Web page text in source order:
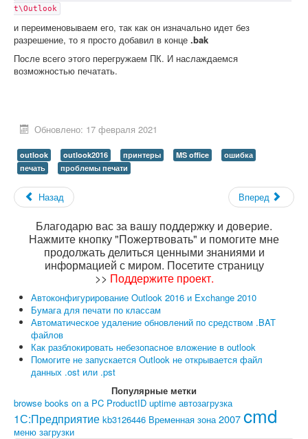
t\Outlook
и переименовываем его, так как он изначально идет без
разрешение, то я просто добавил в конце .bak
После всего этого перегружаем ПК. И наслаждаемся
возможностью печатать.
Обновлено: 17 февраля 2021
outlook outlook2016 принтеры MS office
ошибка
печать
проблемы печати
Назад Вперед
Благодарю вас за вашу поддержку и доверие.
Нажмите кнопку "Пожертвовать" и помогите мне
продолжать делиться ценными знаниями и
информацией с миром. Посетите страницу
>> Поддержите проект.
Автоконфигурирование Outlook 2016 и Exchange 2010
Бумага для печати по классам
Автоматическое удаление обновлений по средством .BAT
файлов
Как разблокировать небезопасное вложение в outlook
Помогите не запускается Outlook не открывается файл
данных .ost или .pst
Популярные метки
browse books on a PC ProductID uptime автозагрузка
1С:Предприятие kb3126446 Временная зона 2007cmd
меню загрузки